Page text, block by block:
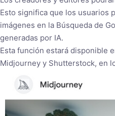
Esto significa que los usuarios
imágenes en la Búsqueda de
generadas por IA.
Esta función estará disponible
Midjourney y Shutterstock, en